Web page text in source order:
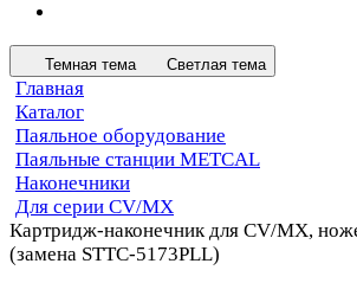
Темная тема Светлая тема
Главная
Каталог
Паяльное оборудование
Паяльные станции METCAL
Наконечники
Для серии CV/MX
Картридж-наконечник для СV/MX,
(замена STTC-5173PLL)